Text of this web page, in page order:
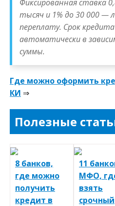
Фиксированная ставка
тысяч и 1% до 30 000 —
переплату. Срок
автоматически в
суммы.
Где можно оформить
КИ ⇒
Полезные
8 банков,
где можно
получить
кредит в
11
МФО,
взять
срочный